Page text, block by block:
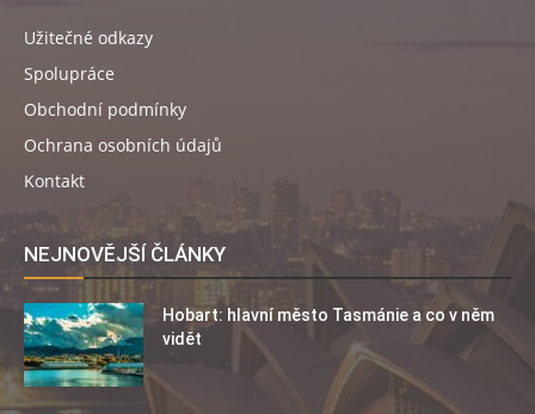
Užitečné odkazy
Spolupráce
Obchodní podmínky
Ochrana osobních údajů
Kontakt
NEJNOVĚJŠÍ ČLÁNKY
Hobart: hlavní město Tasmánie a co v něm
vidět